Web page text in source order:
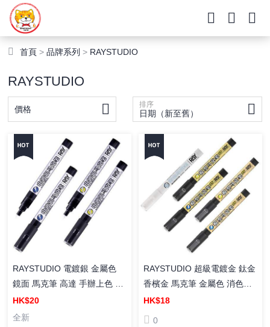
首頁 >品牌系列 > RAYSTUDIO
RAYSTUDIO
價格 排序
日期（新至舊）
RAYSTUDIO 電鍍銀 金屬色
鏡面 馬克筆 高達 手辦上色 消
色 模型 上色工具
HK$20
全新
RAYSTUDIO 超級電鍍金 鈦金
香檳金 馬克筆 金屬色 消色馬
克筆 高達手辦 金色塗裝 上色
工具
HK$18
0